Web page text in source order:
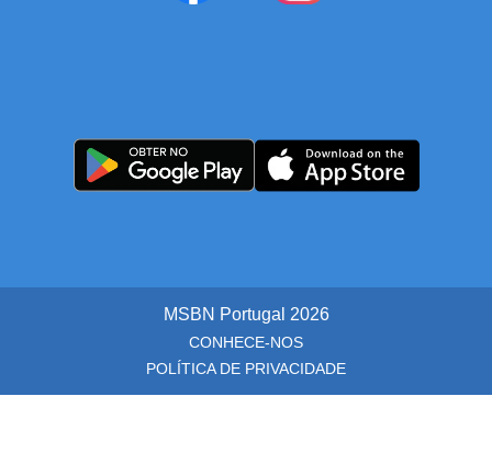
MSBN Portugal 2026
CONHECE-NOS
POLÍTICA DE PRIVACIDADE